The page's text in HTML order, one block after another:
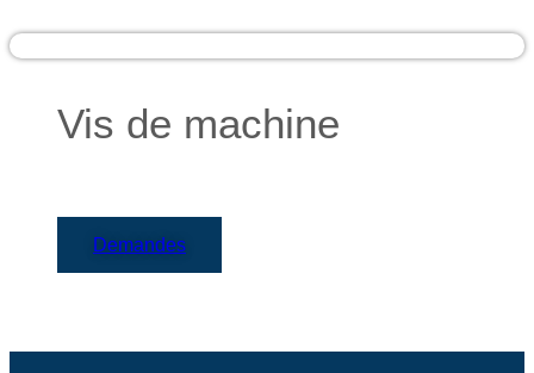
Vis de machine
Demandes